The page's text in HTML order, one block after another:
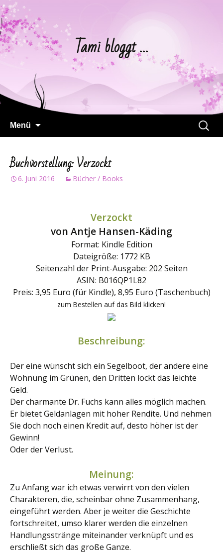
Tami bloggt …
Menü
Suchen
nach:
Buchvorstellung: Verzockt
6. Juni 2016 Bücher / Books
Verzockt
von Antje Hansen-Käding
Format: Kindle Edition
Dateigröße: 1772 KB
Seitenzahl der Print-Ausgabe: 202 Seiten
ASIN: B016QP1L82
Preis: 3,95 Euro (für Kindle), 8,95 Euro (Taschenbuch)
zum Bestellen auf das Bild klicken!
Beschreibung:
Der eine wünscht sich ein Segelboot, der andere eine
Wohnung im Grünen, den Dritten lockt das leichte
Geld.
Der charmante Dr. Fuchs kann alles möglich machen.
Er bietet Geldanlagen mit hoher Rendite. Und nehmen
Sie doch noch einen Kredit auf, desto höher ist der
Gewinn!
Oder der Verlust.
Meinung:
Zu Anfang war ich etwas verwirrt von den vielen
Charakteren, die, scheinbar ohne Zusammenhang,
eingeführt werden. Aber je weiter die Geschichte
fortschreitet, umso klarer werden die einzelnen
Handlungsstränge miteinander verknüpft und es
erschließt sich das große Ganze.